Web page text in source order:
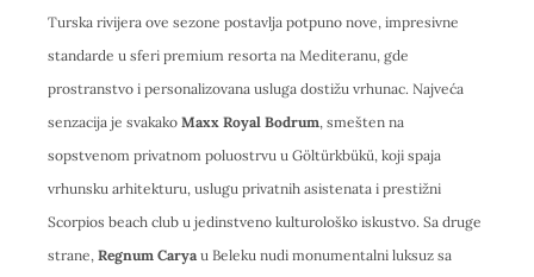
Turska rivijera ove sezone postavlja potpuno nove, impresivne
standarde u sferi premium resorta na Mediteranu, gde
prostranstvo i personalizovana usluga dostižu vrhunac. Najveća
senzacija je svakako Maxx Royal Bodrum , smešten na
sopstvenom privatnom poluostrvu u Göltürkbükü, koji spaja
vrhunsku arhitekturu, uslugu privatnih asistenata i prestižni
Scorpios beach club u jedinstveno kulturološko iskustvo. Sa druge
strane, Regnum Carya u Beleku nudi monumentalni luksuz sa